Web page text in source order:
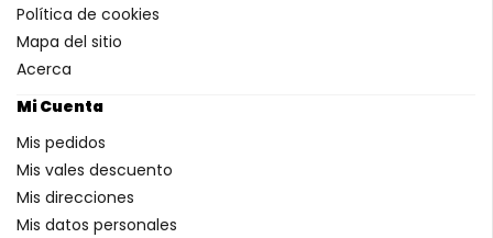
Política de cookies
Mapa del sitio
Acerca
Mi Cuenta
Mis pedidos
Mis vales descuento
Mis direcciones
Mis datos personales